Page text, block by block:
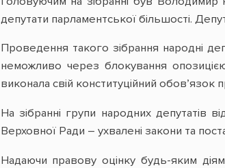
депутати парламентської більшості.
Проведення такого зібрання народні
неможливо через блокування
виконала свій конституційний
На зібранні групи народних депутатів
Верховної Ради – ухвалені закони та
Надаючи правову оцінку будь-яким